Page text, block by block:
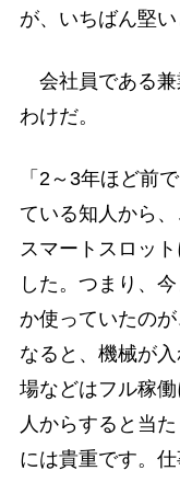
が、いちばん堅い
会社員である兼
わけだ。
「2～3年ほど前
ている知人から
スマートスロッ
した。つまり、
か使っていたの
なると、機械が
場などはフル稼
人からすると当
には貴重です。